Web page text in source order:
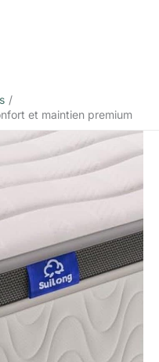
et maintien premium